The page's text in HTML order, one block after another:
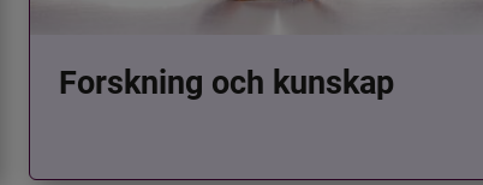
Forskning och kunskap